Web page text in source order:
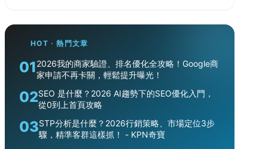
HOT · 熱門文章
012026我的商家驗證、排名優化全攻略！Google商
家申請不再卡關，輕鬆提升曝光！
02SEO 是什麼？2026 AI趨勢下的SEO優化入門，
從0到上首頁攻略
03STP分析是什麼？2026行銷策略、市場定位3步
驟，精準客群這樣抓！ - KPN奇寶